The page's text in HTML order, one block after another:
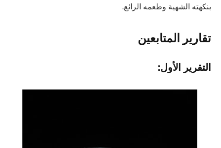
بنكهته الشهية وطعمه الرائع.
تقارير المتابعين
التقرير الأول: